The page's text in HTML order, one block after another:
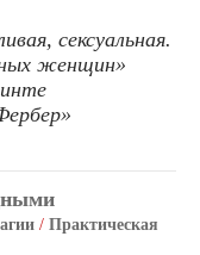
сексуальная.
женщин»
/ Практическая